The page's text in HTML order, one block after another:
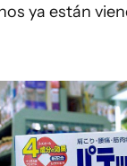
ya están